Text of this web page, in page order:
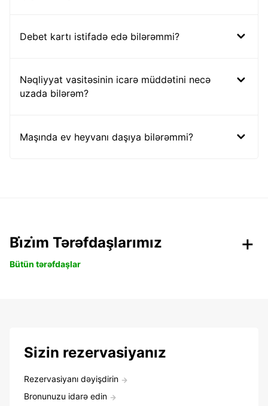
Debet kartı istifadə edə bilərəmmi?
Nəqliyyat vasitəsinin icarə müddətini necə
uzada bilərəm?
Maşında ev heyvanı daşıya bilərəmmi?
Bi̇zi̇m Tərəfdaşlarımız
Bütün tərəfdaşlar
Sizin rezervasiyanız
Rezervasiyanı dəyişdirin
Bronunuzu idarə edin